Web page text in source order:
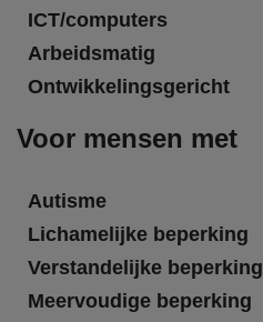
ICT/computers
Arbeidsmatig
Ontwikkelingsgericht
Voor mensen met
Autisme
Lichamelijke beperking
Verstandelijke beperking
Meervoudige beperking